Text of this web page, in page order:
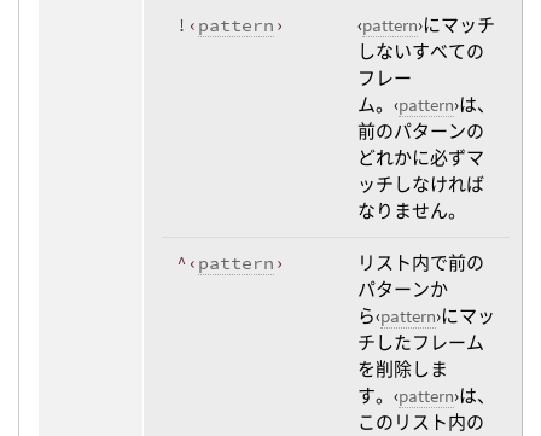
!‹ pattern › ‹pattern›にマッチ
しないすべての
フレー
ム。‹pattern›は、
前のパターンの
どれかに必ずマ
ッチしなければ
なりません。
^‹ pattern ›
リスト内で前の
パターンか
ら‹pattern›にマッ
チしたフレーム
を削除しま
す。‹pattern›は、
このリスト内の